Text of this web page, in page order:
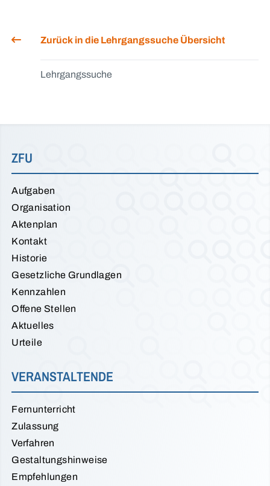
Zurück in die Lehrgangssuche Übersicht
Lehrgangssuche
ZFU
Aufgaben
Organisation
Aktenplan
Kontakt
Historie
Gesetzliche Grundlagen
Kennzahlen
Offene Stellen
Aktuelles
Urteile
VERANSTALTENDE
Fernunterricht
Zulassung
Verfahren
Gestaltungshinweise
Empfehlungen